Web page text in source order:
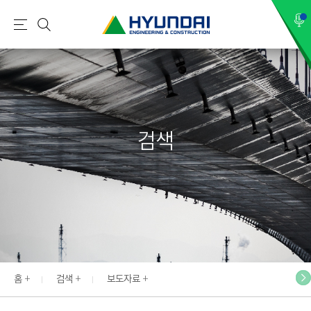
현
건
설
(
H
Y
U
N
E
N
메
뉴
검
색
검색
홈 검색 보도자료